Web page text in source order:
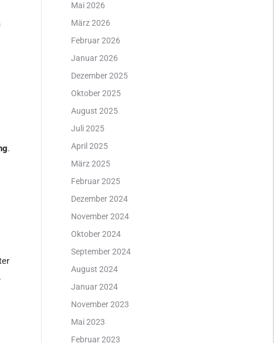
.
Mai 2026
März 2026
Februar 2026
Januar 2026
Dezember 2025
Oktober 2025
August 2025
Juli 2025
April 2025
März 2025
Februar 2025
Dezember 2024
November 2024
Oktober 2024
September 2024
August 2024
Januar 2024
November 2023
Mai 2023
Februar 2023